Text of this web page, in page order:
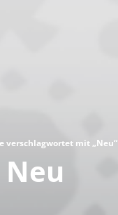
verschlagwortet mit „Neu“
Neu